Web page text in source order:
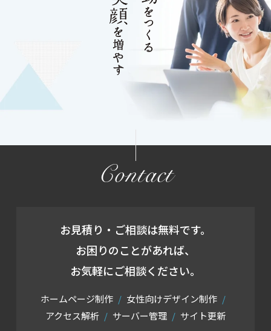
Contact
お見積り・ご相談は無料です。
お困りのことがあれば、
お気軽にご相談ください。
ホームページ制作
女性向けデザイン制作
アクセス解析
サーバー管理 サイト更新